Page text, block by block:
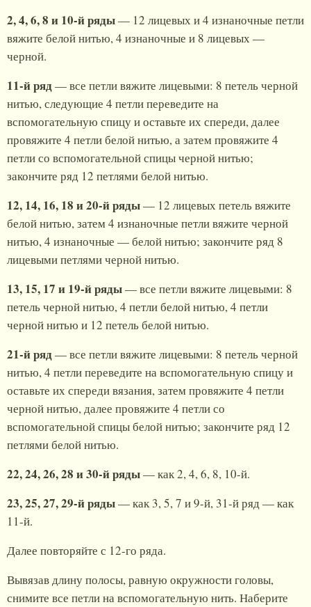
2, 4, 6, 8 и 10-й ряды— 12 лицевых и 4 изнаночные петли
вяжите белой нитью, 4 изнаночные и 8 лицевых —
черной.
11-й ряд— все петли вяжите лицевыми: 8 петель черной
нитью, следующие 4 петли переведите на
вспомогательную спицу и оставьте их спереди, далее
провяжите 4 петли белой нитью, а затем провяжите 4
петли со вспомогательной спицы черной нитью;
закончите ряд 12 петлями белой нитью.
12, 14, 16, 18 и 20-й ряды— 12 лицевых петель вяжите
белой нитью, затем 4 изнаночные петли вяжите черной
нитью, 4 изнаночные — белой нитью; закончите ряд 8
лицевыми петлями черной нитью.
13, 15, 17 и 19-й ряды— все петли вяжите лицевыми: 8
петель черной нитью, 4 петли белой нитью, 4 петли
черной нитью и 12 петель белой нитью.
21-й ряд— все петли вяжите лицевыми: 8 петель черной
нитью, 4 петли переведите на вспомогательную спицу и
оставьте их спереди вязания, затем провяжите 4 петли
черной нитью, далее провяжите 4 петли со
вспомогательной спицы белой нитью; закончите ряд 12
петлями белой нитью.
22, 24, 26, 28 и 30-й ряды— как 2, 4, 6, 8, 10-й.
23, 25, 27, 29-й ряды— как 3, 5, 7 и 9-й, 31-й ряд — как
11-й.
Далее повторяйте с 12-го ряда.
Вывязав длину полосы, равную окружности головы,
снимите все петли на вспомогательную нить. Наберите